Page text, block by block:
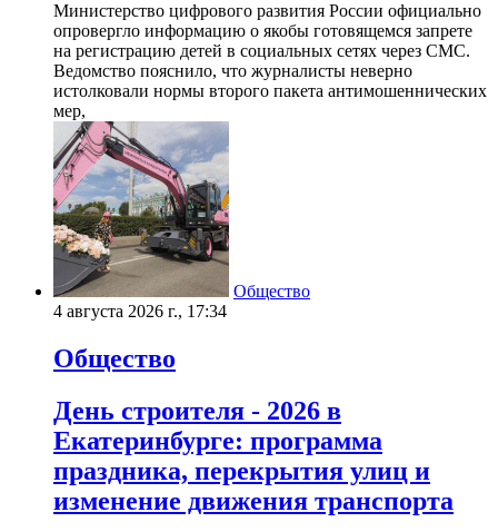
Министерство цифрового развития России официально
опровергло информацию о якобы готовящемся запрете
на регистрацию детей в социальных сетях через СМС.
Ведомство пояснило, что журналисты неверно
истолковали нормы второго пакета антимошеннических
мер,
Общество
4 августа 2026 г., 17:34
Общество
День строителя - 2026 в
Екатеринбурге: программа
праздника, перекрытия улиц и
изменение движения транспорта